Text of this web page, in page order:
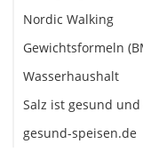
Nordic Walking
Gewichtsformeln
Wasserhaushalt
Salz ist gesund
gesund-speisen.de